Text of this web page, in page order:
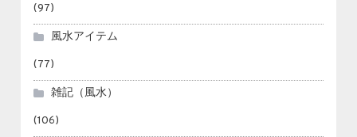
(97)
風水アイテム
(77)
雑記（風水）
(106)